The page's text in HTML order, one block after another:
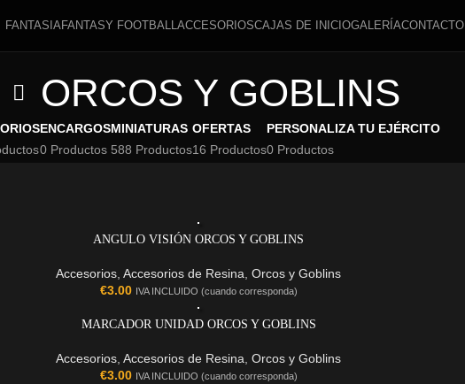
FANTASIAFANTASY FOOTBALLACCESORIOSCAJAS DE INICIOGALERÍACONTACTO
ORCOS Y GOBLINS
ENCARGOS
0 Productos
MINIATURAS
588 Productos
OFERTAS
16 Productos
PERSONALIZA TU EJÉRCITO
0 Productos
ANGULO VISIÓN ORCOS Y GOBLINS
Accesorios Accesorios de Resina Orcos y Goblins
€3.00 IVA INCLUIDO (cuando corresponda)
MARCADOR UNIDAD ORCOS Y GOBLINS
Accesorios Accesorios de Resina Orcos y Goblins
€3.00 IVA INCLUIDO (cuando corresponda)